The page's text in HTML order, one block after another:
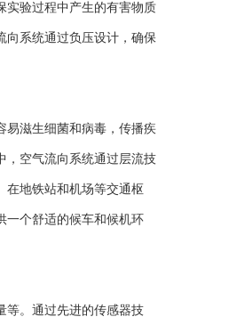
实验过程中产生的有害物质
向系统通过负压设计，确保
滋生细菌和病毒，传播疾
，空气流向系统通过层流技
在地铁站和机场等交通枢
一个舒适的候车和候机环
。通过先进的传感器技